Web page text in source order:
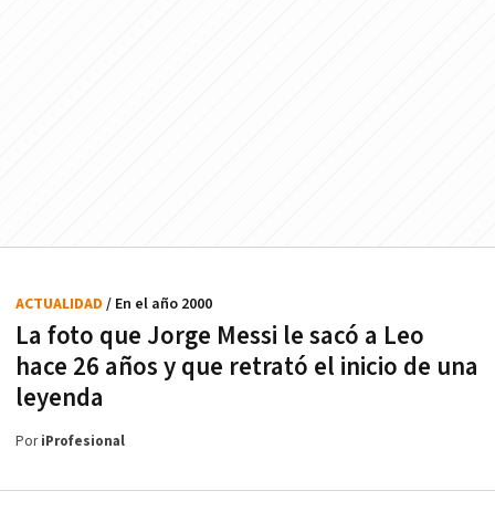
La foto que Jorge Messi le sacó a Leo
hace 26 años y que retrató el inicio de una
leyenda
ACTUALIDAD / En el año 2000
PoriProfesional